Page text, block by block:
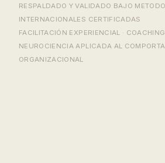
RESPALDADO Y VALIDADO BAJO
INTERNACIONALES CERTIFICADAS
FACILITACIÓN EXPERIENCIAL ·
NEUROCIENCIA APLICADA AL
ORGANIZACIONAL